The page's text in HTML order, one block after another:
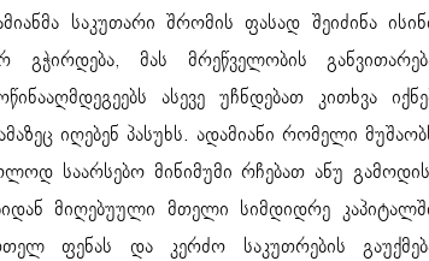
საკუთარი შრომის ფასად შეიძინა
მას მრეწველობის
ასევე უჩნდებათ კითხვა
იღებენ პასუხს. ადამიანი რომელი
საარსებო მინიმუმი რჩებათ ანუ
მიღებუული მთელი სიმდიდრე
ფენას და კერძო საკუთრების